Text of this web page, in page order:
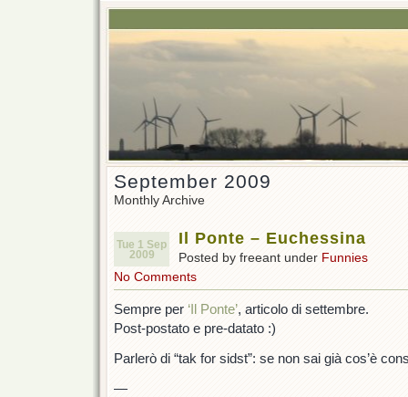
September 2009
Monthly Archive
Tue 1 Sep
2009
Il Ponte – Euchessina
Posted by freeant under Funnies
No Comments
Sempre per ‘Il Ponte’, articolo di settembre.
Post-postato e pre-datato :)
Parlerò di “tak for sidst”: se non sai già cos’è
—